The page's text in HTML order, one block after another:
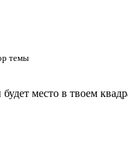
темы
будет место в твоем